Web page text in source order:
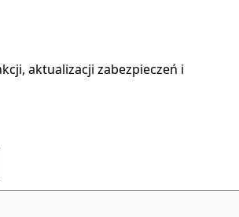
aktualizacji zabezpieczeń i